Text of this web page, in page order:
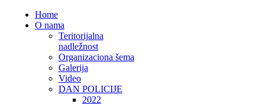
Home
O nama
Teritorijalna
nadležnost
Organizaciona šema
Galerija
Video
DAN POLICIJE
2022